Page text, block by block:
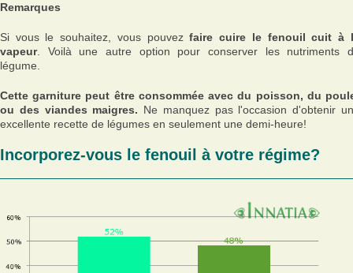
Remarques
Si vous le souhaitez, vous pouvezfaire cuire le fenouil cuit à
vapeur. Voilà une autre option pour conserver les nutriments
légume.
Cette garniture peut être consommée avec du poisson, du
ou des viandes maigres. Ne manquez pas l'occasion d'obtenir
excellente recette de légumes en seulement une demi-heure!
Incorporez-vous le fenouil à votre régime?